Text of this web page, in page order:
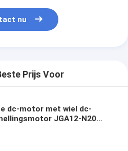
nu
Prijs Voor
dc-motor met wiel dc-
JGA12-N20